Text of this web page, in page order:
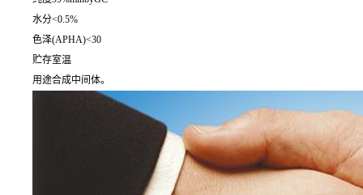
水分<0.5%
色泽(APHA)<30
贮存室温
用途合成中间体。